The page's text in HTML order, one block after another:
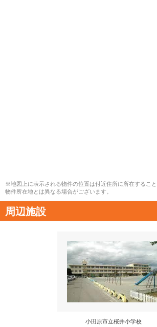
※地図上に表示される物件の位置は付近住所に所在するこ
物件所在地とは異なる場合がございます。
周辺施設
小田原市立桜井小学校